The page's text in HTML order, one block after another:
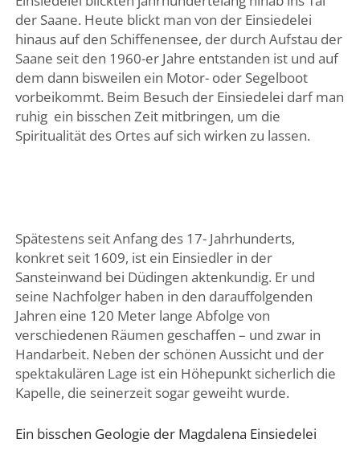
der Saane. Heute blickt man von der Einsiedelei
hinaus auf den Schiffenensee, der durch Aufstau der
Saane seit den 1960-er Jahre entstanden ist und auf
dem dann bisweilen ein Motor- oder Segelboot
vorbeikommt. Beim Besuch der Einsiedelei darf man
ruhig ein bisschen Zeit mitbringen, um die
Spiritualität des Ortes auf sich wirken zu lassen.
Spätestens seit Anfang des 17- Jahrhunderts,
konkret seit 1609, ist ein Einsiedler in der
Sansteinwand bei Düdingen aktenkundig. Er und
seine Nachfolger haben in den darauffolgenden
Jahren eine 120 Meter lange Abfolge von
verschiedenen Räumen geschaffen – und zwar in
Handarbeit. Neben der schönen Aussicht und der
spektakulären Lage ist ein Höhepunkt sicherlich die
Kapelle, die seinerzeit sogar geweiht wurde.
Ein bisschen Geologie der Magdalena Einsiedelei